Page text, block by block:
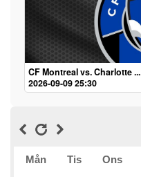
CF Montreal vs. Charlotte ...
2026-09-09 25:30
Mån Tis Ons